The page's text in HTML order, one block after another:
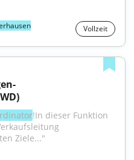
Vollzeit
!In dieser Funktion
Ziele..."